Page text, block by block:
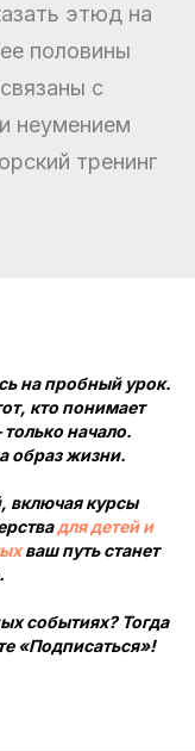
этюд на
половины
с
неумением
тренинг
на пробный урок.
кто понимает
начало.
образ жизни.
включая курсы
для детей и
ваш путь станет
событиях? Тогда
«Подписаться»!